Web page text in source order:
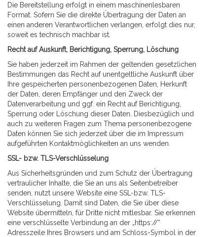
Die Bereitstellung erfolgt in einem maschinenlesbaren
Format. Sofern Sie die direkte Übertragung der Daten an
einen anderen Verantwortlichen verlangen, erfolgt dies nur,
soweit es technisch machbar ist.
Recht auf Auskunft, Berichtigung, Sperrung, Löschung
Sie haben jederzeit im Rahmen der geltenden gesetzlichen
Bestimmungen das Recht auf unentgeltliche Auskunft über
Ihre gespeicherten personenbezogenen Daten, Herkunft
der Daten, deren Empfänger und den Zweck der
Datenverarbeitung und ggf. ein Recht auf Berichtigung,
Sperrung oder Löschung dieser Daten. Diesbezüglich und
auch zu weiteren Fragen zum Thema personenbezogene
Daten können Sie sich jederzeit über die im Impressum
aufgeführten Kontaktmöglichkeiten an uns wenden.
SSL- bzw. TLS-Verschlüsselung
Aus Sicherheitsgründen und zum Schutz der Übertragung
vertraulicher Inhalte, die Sie an uns als Seitenbetreiber
senden, nutzt unsere Website eine SSL-bzw. TLS-
Verschlüsselung. Damit sind Daten, die Sie über diese
Website übermitteln, für Dritte nicht mitlesbar. Sie erkennen
eine verschlüsselte Verbindung an der „https://“
Adresszeile Ihres Browsers und am Schloss-Symbol in der